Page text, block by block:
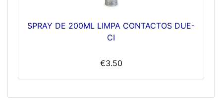
SPRAY DE 200ML LIMPA CONTACTOS DUE-
CI
€3.50